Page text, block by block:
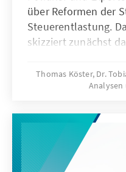
über Reformen der
Steuerentlastung.
skizziert zunächst
beschreibt die
der
Befürwortern
Tarifverlauf und von
Entlastungen
– ERSCHEINT
Thomas Köster, Dr.